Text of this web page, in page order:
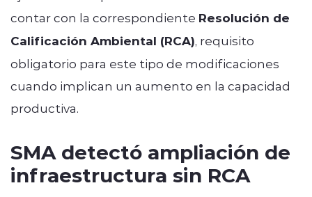
contar con la correspondiente Resolución de
Calificación Ambiental (RCA), requisito
obligatorio para este tipo de modificaciones
cuando implican un aumento en la capacidad
productiva.
SMA detectó ampliación de
infraestructura sin RCA